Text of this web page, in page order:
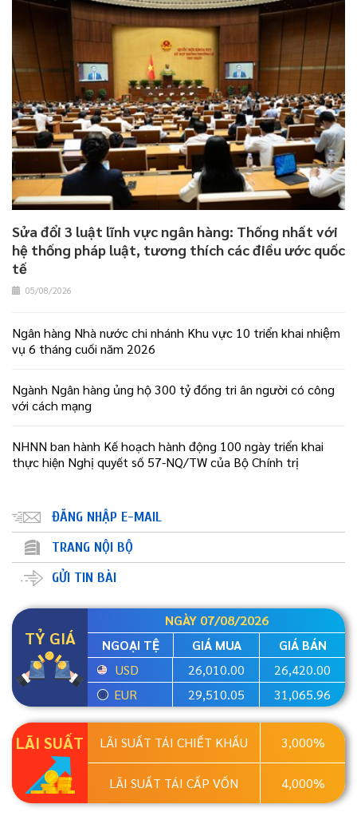
Sửa đổi 3 luật lĩnh vực ngân hàng: Thống nhất với
hệ thống pháp luật, tương thích các điều ước quốc
tế
05/08/2026
Ngân hàng Nhà nước chi nhánh Khu vực 10 triển khai nhiệm
vụ 6 tháng cuối năm 2026
Ngành Ngân hàng ủng hộ 300 tỷ đồng tri ân người có công
với cách mạng
NHNN ban hành Kế hoạch hành động 100 ngày triển khai
thực hiện Nghị quyết số 57-NQ/TW của Bộ Chính trị
ĐĂNG NHẬP E-MAIL
TRANG NỘI BỘ
GỬI TIN BÀI
TỶ GIÁ
NGÀY 07/08/2026
NGOẠI TỆ
GIÁ MUA
GIÁ BÁN
USD
26,010.00
26,420.00
EUR
29,510.05 31,065.96
LÃI SUẤT LÃI SUẤT TÁI CHIẾT KHẤU 3,000%
LÃI SUẤT TÁI CẤP VỐN 4,000%